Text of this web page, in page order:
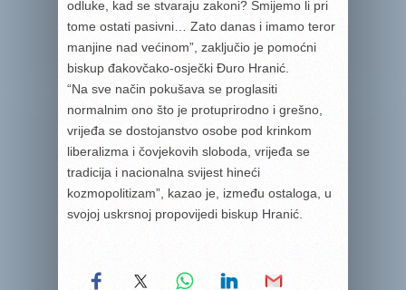
odluke, kad se stvaraju zakoni? Smijemo li pri
tome ostati pasivni… Zato danas i imamo teror
manjine nad većinom”, zaključio je pomoćni
biskup đakovčako-osječki Đuro Hranić.
“Na sve način pokušava se proglasiti
normalnim ono što je protuprirodno i grešno,
vrijeđa se dostojanstvo osobe pod krinkom
liberalizma i čovjekovih sloboda, vrijeđa se
tradicija i nacionalna svijest hineći
kozmopolitizam”, kazao je, između ostaloga, u
svojoj uskrsnoj propovijedi biskup Hranić.